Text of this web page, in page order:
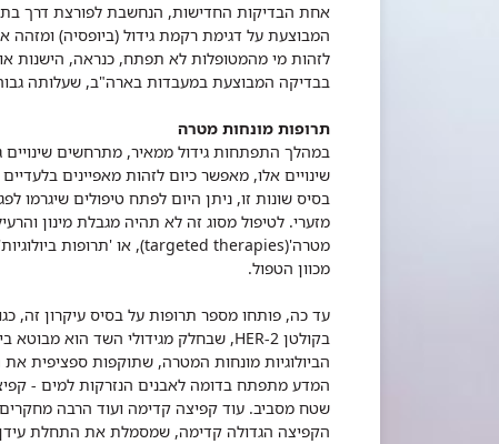
אחת הבדיקות החדישות, הנחשבת לפורצת דרך
המבוצעת על דגימת רקמת גידול (ביופסיה) ומזהה
לזהות מי מהמטופלות לא תפתח, כנראה, הישנות או
בבדיקה המבוצעת במעבדות בארה"ב, שעלותה גבוהה (כ-4,000$), והיא איננה כלולה עדיין
תרופות מונחות מטרה
במהלך התפתחות גידול ממאיר, מתרחשים שינויים
שינויים אלו, מאפשר כיום לזהות מאפיינים
בסיס שונות זו, ניתן היום לפתח טיפולים שיגרמו
מזערי. לטיפול מסוג זה לא תהיה מגבלת מינון
מטרה'(targeted therapies)
, או 'תרופות
מכוון הטפול.
עד כה, פותחו מספר תרופות על בסיס עיקרון זה,
בקולטן HER-2, שבחלק מגידולי השד הוא מבוטא
הביולוגיות מונחות המטרה, שתוקפות ספציפית
המדע מתפתח בדומה לאבנים הנזרקות למים -
שטח מסביב. עוד קפיצה קדימה ועוד הרבה
הקפיצה הגדולה קדימה, שמסמלת את התחלת עידן